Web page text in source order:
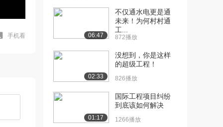
手机看
[7] 2F310000 （02）水利
待播放
[8] 2F310000 （02）水利
[9] 2F310000 （02）水利
1497播放
16:24
06:47
不仅通水电更是通
未来！为何村村通
工...
872播放
02:33
没想到，你是这样
的超级工程！
826播放
01:17
国际工程项目纠纷
到底该如何解决
1266播放